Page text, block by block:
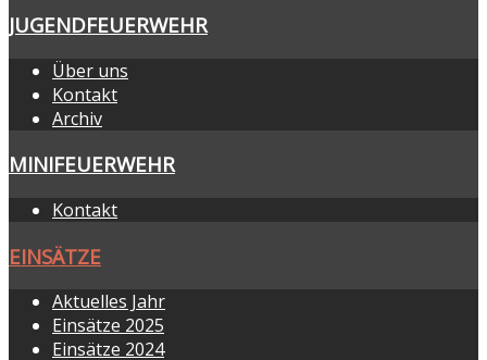
JUGENDFEUERWEHR
Über uns
Kontakt
Archiv
MINIFEUERWEHR
Kontakt
EINSÄTZE
Aktuelles Jahr
Einsätze 2025
Einsätze 2024